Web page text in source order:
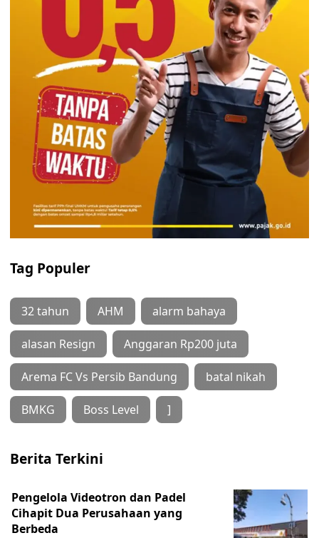
Tag Populer
32 tahun AHM alarm bahaya
alasan Resign Anggaran Rp200 juta
Arema FC Vs Persib Bandung batal nikah
BMKG Boss Level ]
Berita Terkini
Pengelola Videotron dan Padel
Cihapit Dua Perusahaan yang
Berbeda